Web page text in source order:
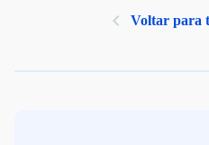
Voltar para